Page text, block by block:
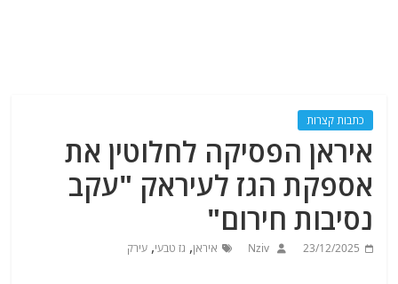
כתבות קצרות
איראן הפסיקה לחלוטין את
אספקת הגז לעיראק "עקב
נסיבות חירום"
23/12/2025
Nziv איראן, גז טבעי,עירק